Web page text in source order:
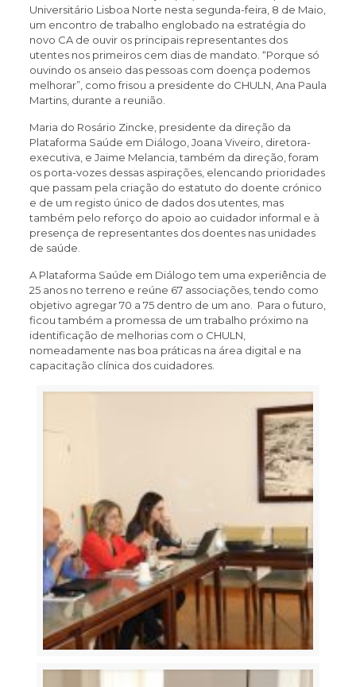
Universitário Lisboa Norte nesta segunda-feira, 8 de Maio,
um encontro de trabalho englobado na estratégia do
novo CA de ouvir os principais representantes dos
utentes nos primeiros cem dias de mandato. “Porque só
ouvindo os anseio das pessoas com doença podemos
melhorar”, como frisou a presidente do CHULN, Ana Paula
Martins, durante a reunião.
Maria do Rosário Zincke, presidente da direção da
Plataforma Saúde em Diálogo, Joana Viveiro, diretora-
executiva, e Jaime Melancia, também da direção, foram
os porta-vozes dessas aspirações, elencando prioridades
que passam pela criação do estatuto do doente crónico
e de um registo único de dados dos utentes, mas
também pelo reforço do apoio ao cuidador informal e à
presença de representantes dos doentes nas unidades
de saúde.
A Plataforma Saúde em Diálogo tem uma experiência de
25 anos no terreno e reúne 67 associações, tendo como
objetivo agregar 70 a 75 dentro de um ano. Para o futuro,
ficou também a promessa de um trabalho próximo na
identificação de melhorias com o CHULN,
nomeadamente nas boa práticas na área digital e na
capacitação clínica dos cuidadores.